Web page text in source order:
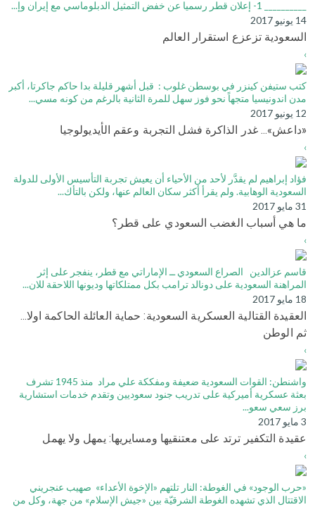
14 يونيو 2017
السعودية تزعزع استقرار العالم
›
كتب ستيفن كينزر في بوسطن غلوب : قبل أشهر قليلة بدا حاكم جاكرتا، أكبر
مدن اندونيسيا متجهاً نحو فوز سهل للمرة الثانية بالرغم من كونه مسي...
12 يونيو 2017
«داعش»... غدر الذاكرة فشل التجربة وعقم الأيديولوجيا
›
فؤاد إبراهيم لم يقدَّر لأحد من الأحياء أن يعيش تجربة التأسيس الأولى للدولة
السعودية الوهابية. ولم يقرأ أكثر سكان العالم عنها، ولكن بالتأك...
31 مايو 2017
ما هي أسباب الغضب السعودي على قطر؟
›
قاسم عزالدين الصراع السعودي ــ الإماراتي مع قطر، ينفجر على إثر
المراهنة السعودية على دونالد ترامب بكل ممتلكاتها وديونها اللاحقة للان...
18 مايو 2017
العقيدة القتالية العسكرية السعودية: حماية العائلة الحاكمة اولا...
ثم الوطن
›
واشنطن: القوات السعودية ضعيفة ومفككة علي مراد منذ 1945 تشرف
بعثة عسكرية أميركية على تدريب جنود سعوديين وتقدم خدمات استشارية
برز سعي سعو...
3 مايو 2017
عقيدة التكفير ترتد على معتنقيها ومسايريها: يمهل ولا يهمل
›
«حرب الوجود» في الغوطة: النار تلتهم «الإخوة الأعداء» صهيب عنجريني
الاقتتال الذي تشهده الغوطة الشرقيّة بين «جيش الإسلام» من جهة، وكل من